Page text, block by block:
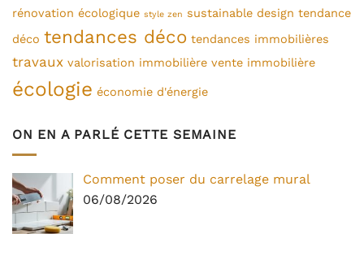
rénovation écologique style zen sustainable design tendance
déco tendances déco tendances immobilières
travaux valorisation immobilière vente immobilière
écologie économie d'énergie
ON EN A PARLÉ CETTE SEMAINE
Comment poser du carrelage mural
06/08/2026